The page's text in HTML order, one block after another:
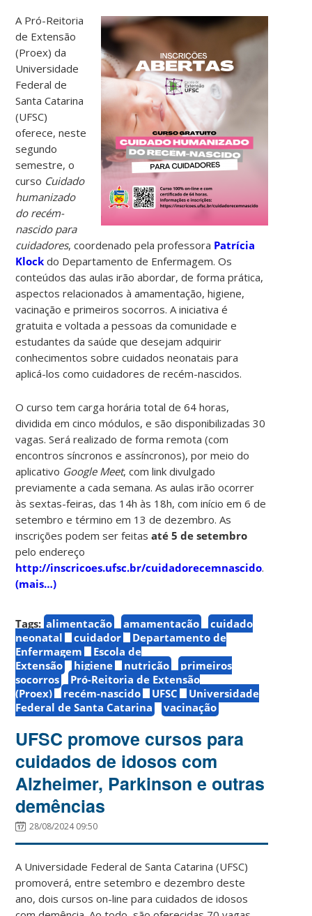
A Pró-Reitoria
de Extensão
(Proex) da
Universidade
Federal de
Santa Catarina
(UFSC)
oferece, neste
segundo
semestre, o
curso Cuidado
humanizado
do recém-
nascido para
cuidadores, coordenado pela professora Patrícia
Klock do Departamento de Enfermagem. Os
conteúdos das aulas irão abordar, de forma prática,
aspectos relacionados à amamentação, higiene,
vacinação e primeiros socorros. A iniciativa é
gratuita e voltada a pessoas da comunidade e
estudantes da saúde que desejam adquirir
conhecimentos sobre cuidados neonatais para
aplicá-los como cuidadores de recém-nascidos.
O curso tem carga horária total de 64 horas,
dividida em cinco módulos, e são disponibilizadas 30
vagas. Será realizado de forma remota (com
encontros síncronos e assíncronos), por meio do
aplicativo Google Meet, com link divulgado
previamente a cada semana. As aulas irão ocorrer
às sextas-feiras, das 14h às 18h, com início em 6 de
setembro e término em 13 de dezembro. As
inscrições podem ser feitasaté 5 de setembro
pelo endereço
http://inscricoes.ufsc.br/cuidadorecemnascido.
(mais…)
Tags: alimentação amamentação
cuidado
neonatal
cuidador
Departamento de
Enfermagem
Escola de
Extensão
higiene nutrição
primeiros
socorros
Pró-Reitoria de Extensão
(Proex)
recém-nascido UFSC
Universidade
Federal de Santa Catarina
vacinação
UFSC promove cursos para
cuidados de idosos com
Alzheimer, Parkinson e outras
demências
28/08/2024 09:50
A Universidade Federal de Santa Catarina (UFSC)
promoverá, entre setembro e dezembro deste
ano, dois cursos on-line para cuidados de idosos